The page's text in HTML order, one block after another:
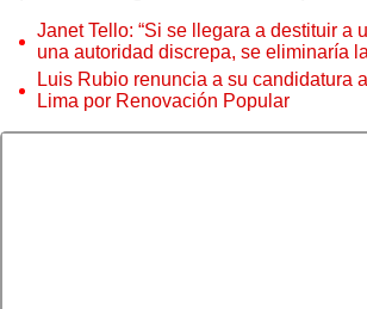
Janet Tello: “Si se llegara a destituir a
una autoridad discrepa, se eliminaría
judicial”
Luis Rubio renuncia a su candidatura
Lima por Renovación Popular